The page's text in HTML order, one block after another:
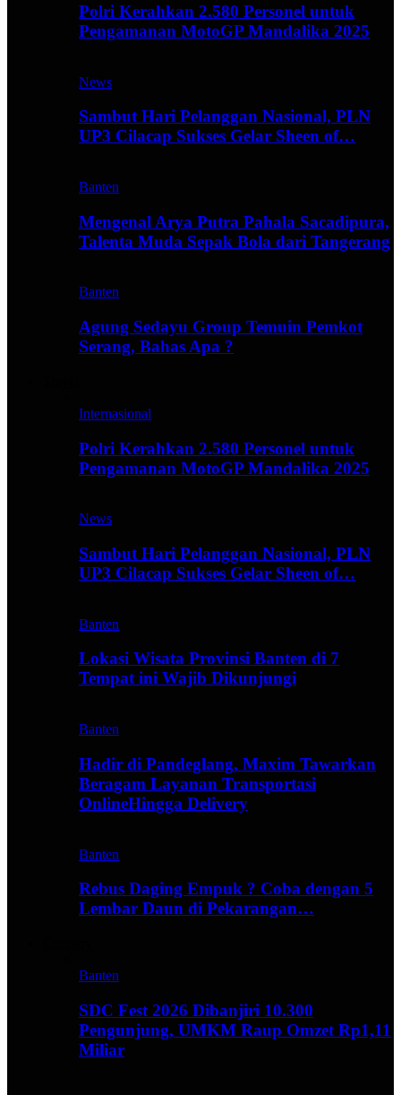
Polri Kerahkan 2.580 Personel untuk
Pengamanan MotoGP Mandalika 2025
News
Sambut Hari Pelanggan Nasional, PLN
UP3 Cilacap Sukses Gelar Sheen of…
Banten
Mengenal Arya Putra Pahala Sacadipura,
Talenta Muda Sepak Bola dari Tangerang
Banten
Agung Sedayu Group Temuin Pemkot
Serang, Bahas Apa ?
Internasional
Polri Kerahkan 2.580 Personel untuk
Pengamanan MotoGP Mandalika 2025
News
Sambut Hari Pelanggan Nasional, PLN
UP3 Cilacap Sukses Gelar Sheen of…
Banten
Lokasi Wisata Provinsi Banten di 7
Tempat ini Wajib Dikunjungi
Banten
Hadir di Pandeglang, Maxim Tawarkan
Beragam Layanan Transportasi
OnlineHingga Delivery
Banten
Rebus Daging Empuk ? Coba dengan 5
Lembar Daun di Pekarangan…
Banten
SDC Fest 2026 Dibanjiri 10.300
Pengunjung, UMKM Raup Omzet Rp1,11
Miliar